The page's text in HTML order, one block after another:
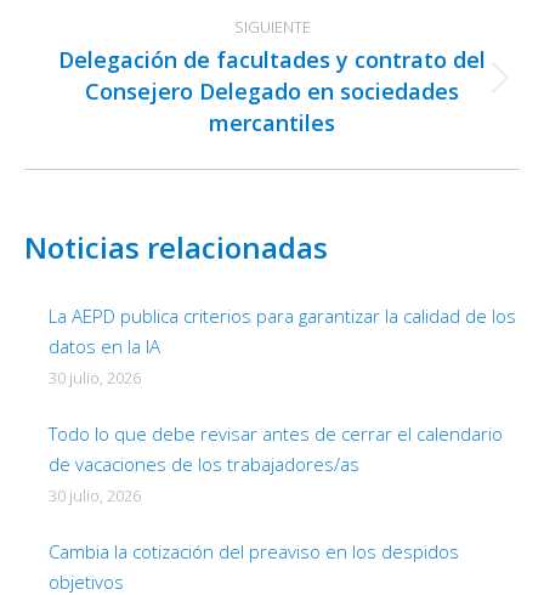
SIGUIENTE
Publicación
siguiente:
Delegación de facultades y contrato del
Consejero Delegado en sociedades
mercantiles
Noticias relacionadas
La AEPD publica criterios para garantizar la calidad de los
datos en la IA
30 julio, 2026
Todo lo que debe revisar antes de cerrar el calendario
de vacaciones de los trabajadores/as
30 julio, 2026
Cambia la cotización del preaviso en los despidos
objetivos